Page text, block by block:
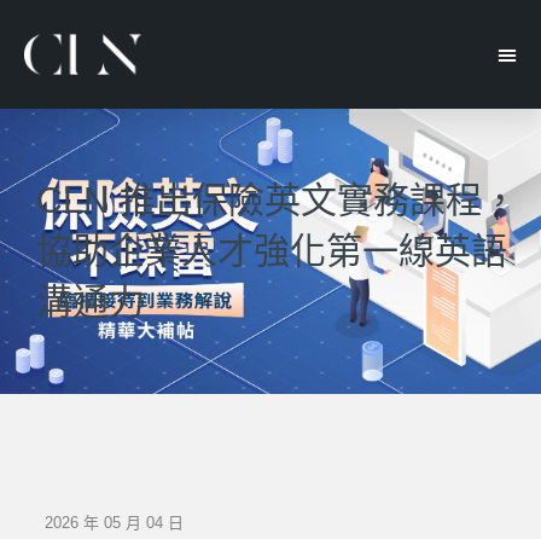
CLN 推出保險英文實務課程，
協助企業人才強化第一線英語
溝通力
2026 年 05 月 04 日